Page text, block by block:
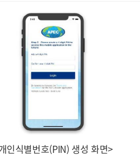
인식별번호(PIN) 생성 화면>